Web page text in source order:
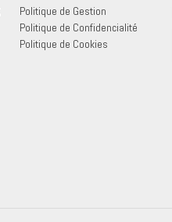
Politique de Gestion
Politique de Confidencialité
Politique de Cookies